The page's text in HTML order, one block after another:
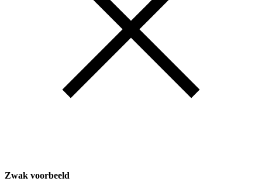
Zwak voorbeeld